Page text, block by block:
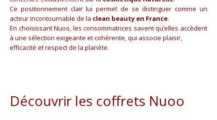
Ce positionnement clair lui permet de se distinguer comme un
acteur incontournable de la clean beauty en France.
En choisissant Nuoo, les consommatrices savent qu’elles accèdent
à une sélection exigeante et cohérente, qui associe plaisir,
efficacité et respect de la planète.
Découvrir les coffrets Nuoo